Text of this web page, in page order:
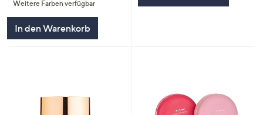
5
Weitere Farben verfügbar
In den Warenkorb